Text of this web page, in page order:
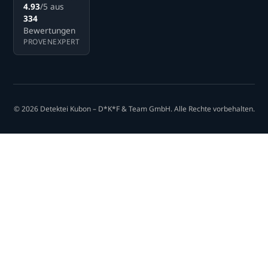
4.93/5 aus
334
Bewertungen
PROVENEXPERT
© 2026 Detektei Kubon – D*K*F & Team GmbH. Alle Rechte vorbehalten.